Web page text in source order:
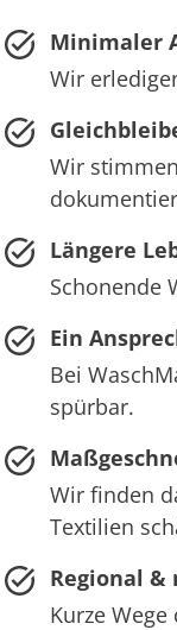
Minimaler
Wir
Wir
Längere
Schonende
Ein
Bei
spürbar.
Wir finden
Textilien
Regional
Kurze